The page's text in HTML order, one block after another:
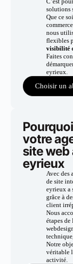
solutions
Que ce
nous
flexibles
visibilité
Faites
eyrieux.
Choisir un
votre
site web
eyrieux
Avec des
de site
eyrieux a
grâce à
client
Nous
étapes
Notre
véritable
activité.